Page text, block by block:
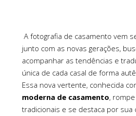
A fotografia de casamento vem
junto com as novas gerações,
acompanhar as tendências e
única de cada casal de forma
Essa nova vertente, conhecida
moderna de casamento,
tradicionais e se destaca por sua